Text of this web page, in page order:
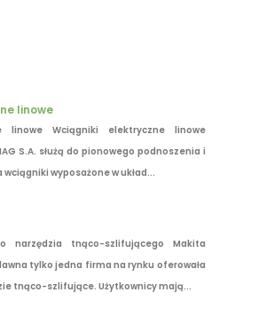
linowe
linowe Wciągniki elektryczne linowe
S.A. służą do pionowego podnoszenia i
wyposażone w układ...
narzędzia tnąco-szlifującego Makita
tylko jedna firma na rynku oferowała
tnąco-szlifujące. Użytkownicy mają...